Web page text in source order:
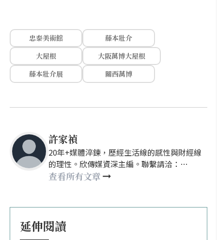
忠泰美術館
藤本壯介
大屋根
大阪萬博大屋根
藤本壯介展
關西萬博
許家禎
20年+媒體淬鍊，歷經生活線的感性與財經線
的理性。欣傳媒資深主編。聯繫請洽：
nellyhsu@xinmedia.com
查看所有文章
延伸閱讀